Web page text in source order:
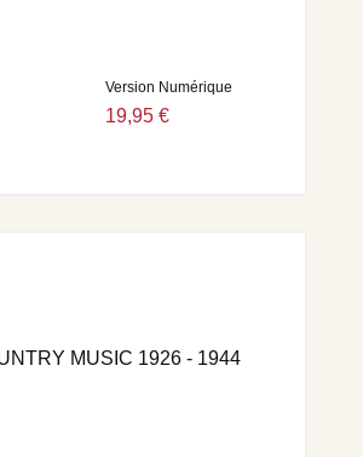
Version Numérique
19,95 €
MUSIC 1926 - 1944